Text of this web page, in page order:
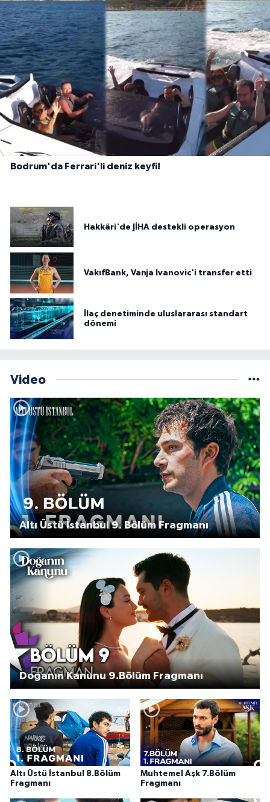
Bodrum'da Ferrari'li deniz keyfi!
Hakkâri'de JİHA destekli operasyon
VakıfBank, Vanja Ivanovic'i transfer etti
İlaç denetiminde uluslararası standart
dönemi
Video
Altı Üstü İstanbul 9. Bölüm Fragmanı
Doğanın Kanunu 9.Bölüm Fragmanı
Altı Üstü İstanbul 8.Bölüm
Fragmanı
Muhtemel Aşk 7.Bölüm
Fragmanı